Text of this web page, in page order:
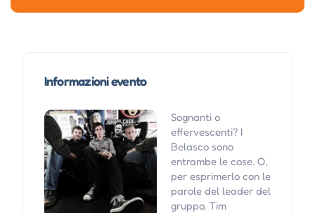
Informazioni evento
Sognanti o
effervescenti? I
Belasco sono
entrambe le cose. O,
per esprimerlo con le
parole del leader del
gruppo, Tim